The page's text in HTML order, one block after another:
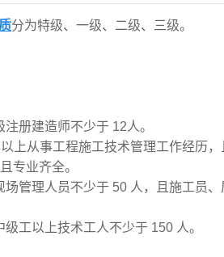
分为特级、一级、二级、三级。
注册建造师不少于 12人。
以上从事工程施工技术管理工作经历
专业齐全。
场管理人员不少于 50 人，且施工员
级工以上技术工人不少于 150 人。